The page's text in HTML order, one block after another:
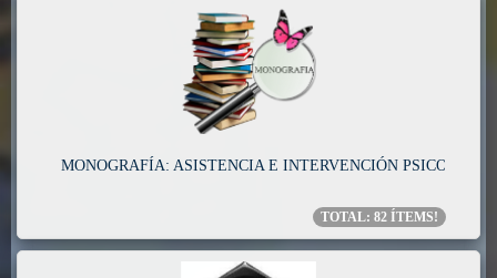
MONOGRAFÍA: ASISTENCIA E INTERVENCIÓN
TOTAL: 82 ÍTEMS!